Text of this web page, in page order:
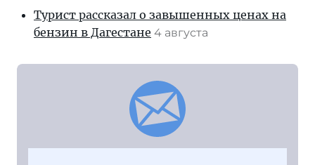
Турист рассказал о завышенных ценах на
бензин в Дагестане 4 августа